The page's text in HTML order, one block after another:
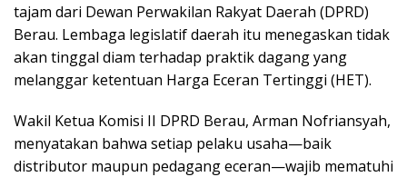
tajam dari Dewan Perwakilan Rakyat Daerah (DPRD)
Berau. Lembaga legislatif daerah itu menegaskan tidak
akan tinggal diam terhadap praktik dagang yang
melanggar ketentuan Harga Eceran Tertinggi (HET).
Wakil Ketua Komisi II DPRD Berau, Arman Nofriansyah,
menyatakan bahwa setiap pelaku usaha—baik
distributor maupun pedagang eceran—wajib mematuhi